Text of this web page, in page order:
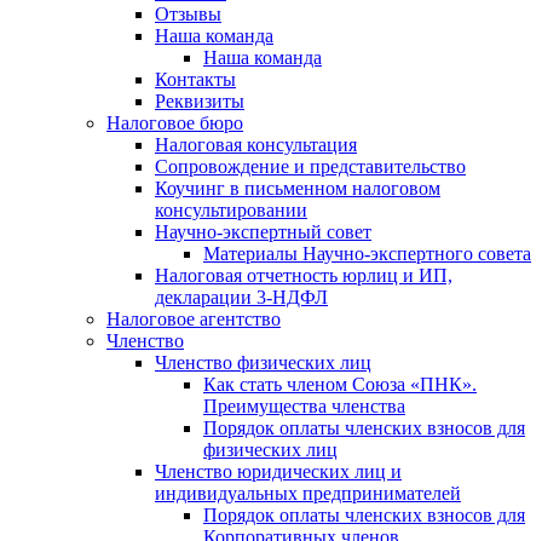
Отзывы
Наша команда
Наша команда
Контакты
Реквизиты
Налоговое бюро
Налоговая консультация
Cопровождение и представительство
Коучинг в письменном налоговом
консультировании
Научно-экспертный совет
Материалы Научно-экспертного совета
Налоговая отчетность юрлиц и ИП,
декларации 3-НДФЛ
Налоговое агентство
Членство
Членство физических лиц
Как стать членом Союза «ПНК».
Преимущества членства
Порядок оплаты членских взносов для
физических лиц
Членство юридических лиц и
индивидуальных предпринимателей
Порядок оплаты членских взносов для
Корпоративных членов